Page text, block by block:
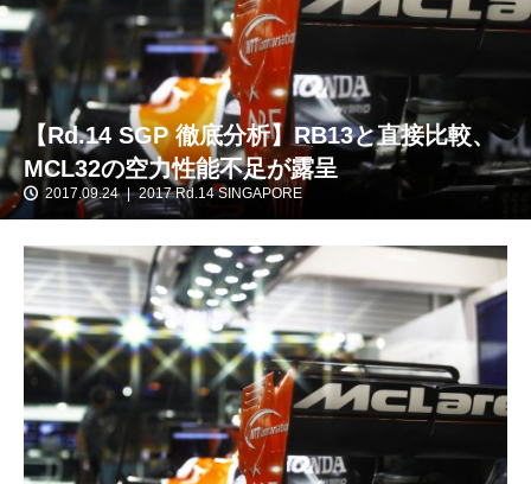
【Rd.14 SGP 徹底分析】RB13と直接比較、
MCL32の空力性能不足が露呈
2017.09.24 2017 Rd.14 SINGAPORE